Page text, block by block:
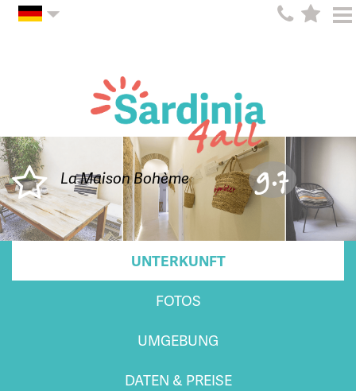
La Maison Bohème 9.7
UNTERKUNFT
FOTOS
UMGEBUNG
DATEN & PREISE